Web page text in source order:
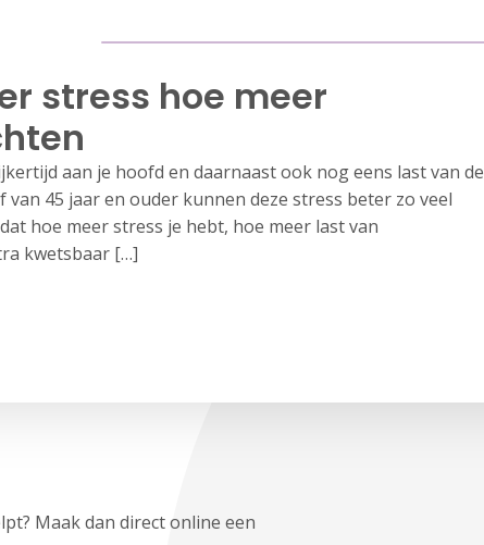
stress hoe meer
aan je hoofd en daarnaast ook nog eens last van de
45 jaar en ouder kunnen deze stress beter zo veel
hoe meer stress je hebt, hoe meer last van
kwetsbaar […]
Maak dan direct online een